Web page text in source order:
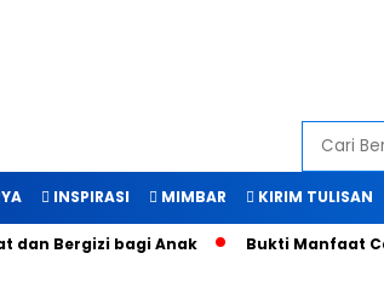
INSPIRASI MIMBAR KIRIM TULISAN
bagi Anak Bukti Manfaat Call